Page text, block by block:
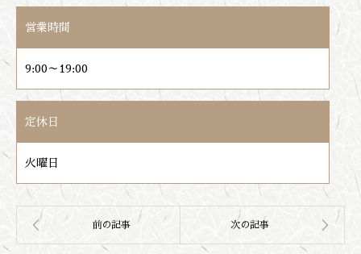
営業時間
9:00～19:00
定休日
火曜日